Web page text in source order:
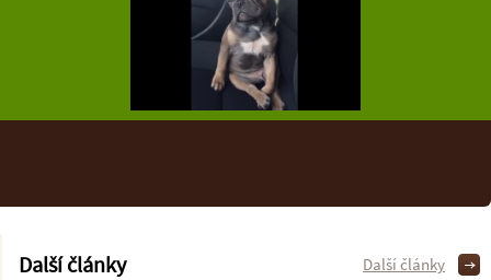
Další články Další články